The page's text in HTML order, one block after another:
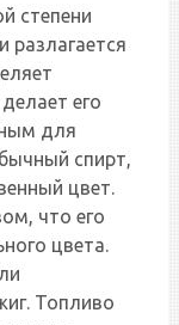
степени
разлагается
его
для
спирт,
цвет.
что его
цвета.
Топливо